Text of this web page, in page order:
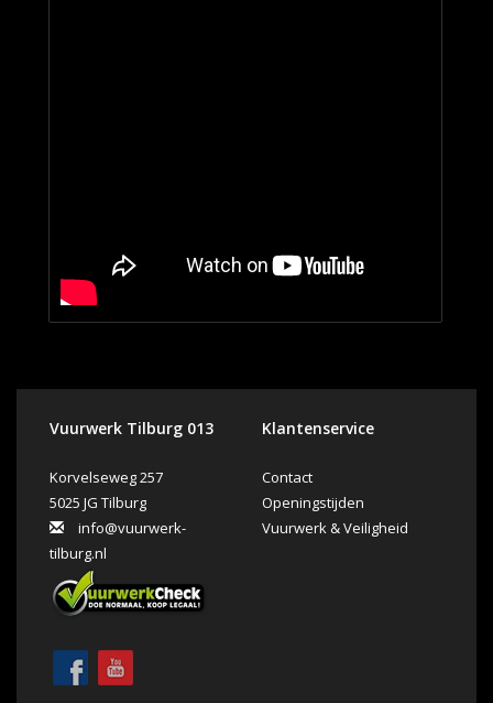
Vuurwerk Tilburg 013
Korvelseweg 257
5025 JG Tilburg
info@vuurwerk-
tilburg.nl
Klantenservice
Contact
Openingstijden
Vuurwerk & Veiligheid